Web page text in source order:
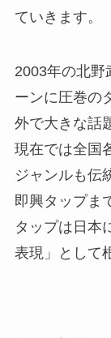
ていきます。
2003年の北野
ーンに圧巻の
外で大きな話
現在では全国
ジャンルも伝
即興タップま
タップは日本
表現」として